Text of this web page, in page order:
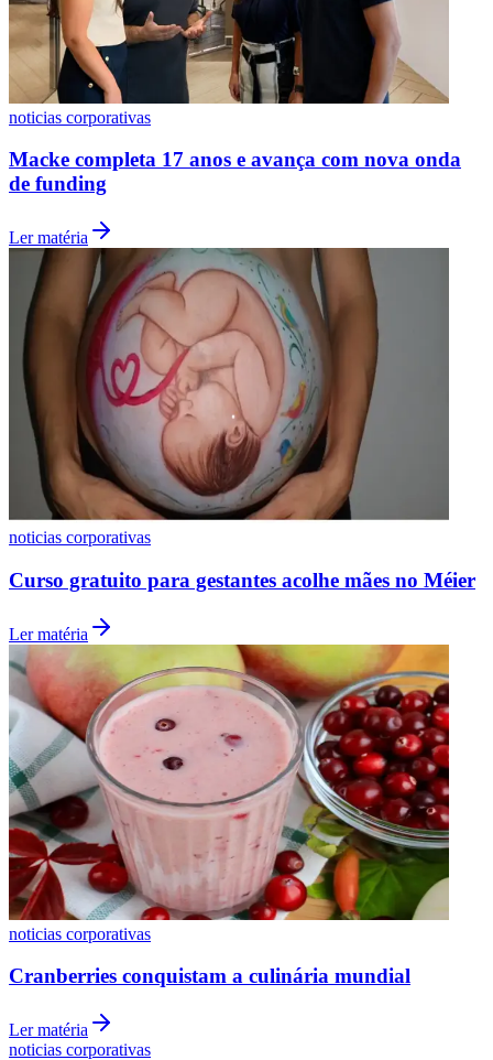
Internacional
Atlético-MG
noticias corporativas
Macke completa 17 anos e avança com nova onda
de funding
Ler matéria
noticias corporativas
Curso gratuito para gestantes acolhe mães no Méier
Ler matéria
noticias corporativas
Cranberries conquistam a culinária mundial
Ler matéria
noticias corporativas